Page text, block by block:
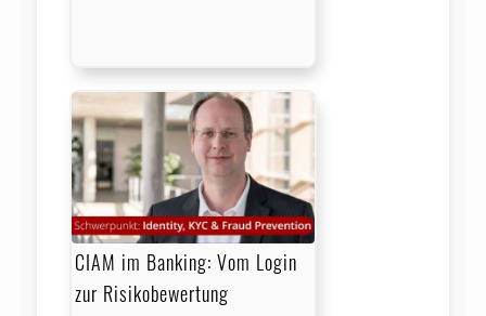
CIAM im Banking: Vom Login
zur Risikobewertung